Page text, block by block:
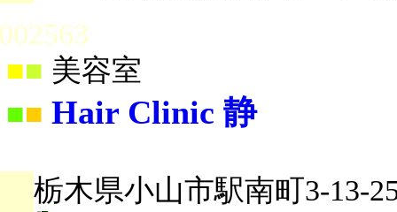
■ 美容室
■■ Hair Clinic 静
栃木県小山市駅南町3-13-